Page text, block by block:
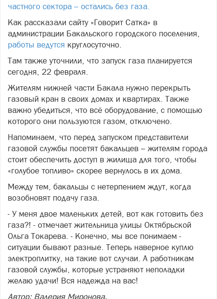
частного сектора – остались без газа.
Как рассказали сайту «Говорит Сатка» в
администрации Бакальского городского поселения,
работы ведутся круглосуточно.
Там также уточнили, что запуск газа планируется
сегодня, 22 февраля.
Жителям нижней части Бакала нужно перекрыть
газовый кран в своих домах и квартирах. Также
важно убедиться, что всё оборудование, с помощью
которого они пользуются газом, отключено.
Напоминаем, что перед запуском представители
газовой службы посетят бакальцев – жителям города
стоит обеспечить доступ в жилища для того, чтобы
«голубое топливо» скорее вернулось в их дома.
Между тем, бакальцы с нетерпением ждут, когда
возобновят подачу газа.
- У меня двое маленьких детей, вот как готовить без
газа?! - отмечает жительница улицы Октябрьской
Ольга Токарева. - Конечно, мы все понимаем -
ситуации бывают разные. Теперь наверное куплю
электроплитку, на такие вот случаи. А работникам
газовой службы, которые устраняют неполадки
желаю удачи! Вся надежда на вас!
Автор: Валерия Миронова.